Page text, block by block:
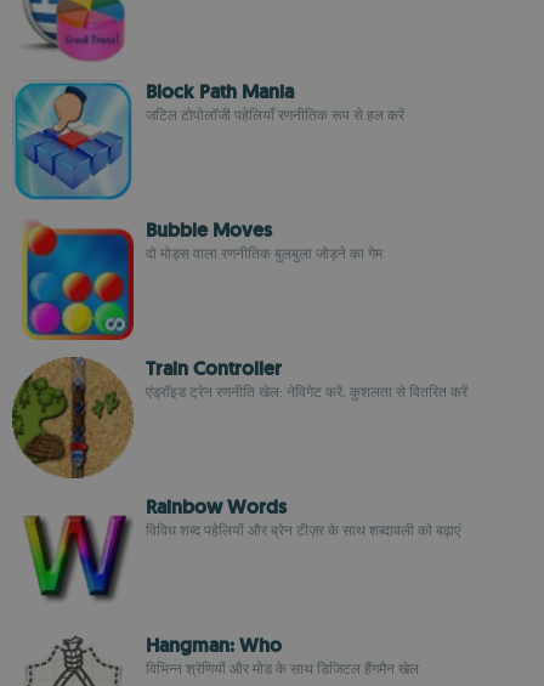
Block Path Mania
जटिल टोपोलॉजी पहेलियाँ रणनीतिक रूप से हल करें
Bubble Moves
दो मोड्स वाला रणनीतिक बुलबुला जोड़ने का गेम
Train Controller
एंड्रॉइड ट्रेन रणनीति खेल: नेविगेट करें, कुशलता से वितरित करें
Rainbow Words
विविध शब्द पहेलियों और ब्रेन टीज़र के साथ शब्दावली को बढ़ाएं
Hangman: Who
विभिन्न श्रेणियों और मोड के साथ डिजिटल हैंगमैन खेल